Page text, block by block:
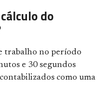
do
trabalho no período
e 30 segundos
como uma